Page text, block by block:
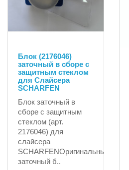
Блок (2176046)
заточный в сборе с
защитным стеклом
для Слайсера
SCHARFEN
Блок заточный в
сборе с защитным
стеклом (арт.
2176046) для
слайсера
SCHARFENОригинальный
заточный б..